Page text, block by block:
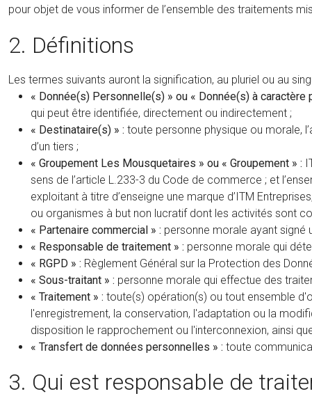
pour objet de vous informer de l’ensemble des traitements
2. Définitions
Les termes suivants auront la signification, au pluriel ou au
« Donnée(s) Personnelle(s) » ou « Donnée(s) à caractère
qui peut être identifiée, directement ou indirectement ;
« Destinataire(s) » : toute personne physique ou morale,
d’un tiers ;
« Groupement Les Mousquetaires » ou « Groupement » :
sens de l’article L.233-3 du Code de commerce ; et
exploitant à titre d’enseigne une marque d’ITM
ou organismes à but non lucratif dont les activités sont
« Partenaire commercial » : personne morale ayant
« Responsable de traitement » : personne morale qui
« RGPD » : Règlement Général sur la Protection des
« Sous-traitant » : personne morale qui effectue des
« Traitement » : toute(s) opération(s) ou tout ensemble
l'enregistrement, la conservation, l'adaptation ou la
disposition le rapprochement ou l'interconnexion, ainsi
« Transfert de données personnelles » : toute
3. Qui est responsable de